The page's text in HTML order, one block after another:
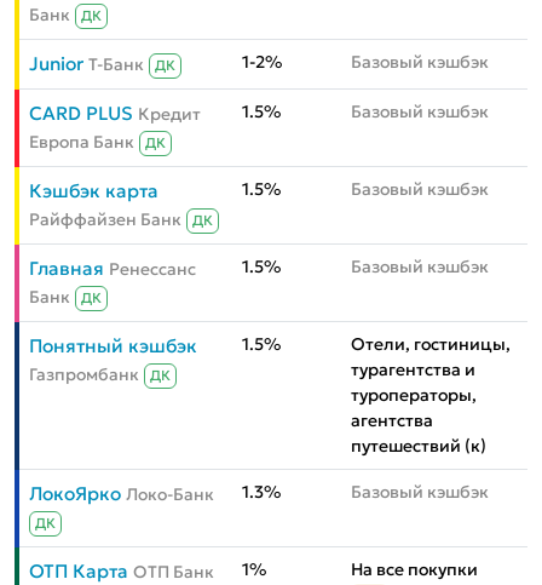
Банк
ДК
Junior Т-Банк ДК 1-2% Базовый кэшбэк
CARD PLUS Кредит
Европа Банк
ДК
1.5% Базовый кэшбэк
Кэшбэк карта
Райффайзен Банк ДК
1.5% Базовый кэшбэк
Главная Ренессанс
Банк
ДК
1.5% Базовый кэшбэк
Понятный кэшбэк
Газпромбанк ДК
1.5%
Отели, гостиницы,
турагентства и
туроператоры,
агентства
путешествий (к)
ЛокоЯрко Локо-Банк
ДК
1.3% Базовый кэшбэк
ОТП Карта ОТП Банк 1% На все покупки